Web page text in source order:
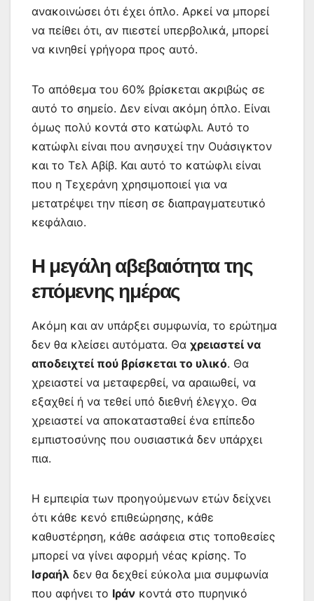
ανακοινώσει ότι έχει όπλο. Αρκεί να μπορεί
να πείθει ότι, αν πιεστεί υπερβολικά, μπορεί
να κινηθεί γρήγορα προς αυτό.
Το απόθεμα του 60% βρίσκεται ακριβώς σε
αυτό το σημείο. Δεν είναι ακόμη όπλο. Είναι
όμως πολύ κοντά στο κατώφλι. Αυτό το
κατώφλι είναι που ανησυχεί την Ουάσιγκτον
και το Τελ Αβίβ. Και αυτό το κατώφλι είναι
που η Τεχεράνη χρησιμοποιεί για να
μετατρέψει την πίεση σε διαπραγματευτικό
κεφάλαιο.
Η μεγάλη αβεβαιότητα της
επόμενης ημέρας
Ακόμη και αν υπάρξει συμφωνία, το ερώτημα
δεν θα κλείσει αυτόματα. Θα χρειαστεί να
αποδειχτεί πού βρίσκεται το υλικό. Θα
χρειαστεί να μεταφερθεί, να αραιωθεί, να
εξαχθεί ή να τεθεί υπό διεθνή έλεγχο. Θα
χρειαστεί να αποκατασταθεί ένα επίπεδο
εμπιστοσύνης που ουσιαστικά δεν υπάρχει
πια.
Η εμπειρία των προηγούμενων ετών δείχνει
ότι κάθε κενό επιθεώρησης, κάθε
καθυστέρηση, κάθε ασάφεια στις τοποθεσίες
μπορεί να γίνει αφορμή νέας κρίσης. Το
Ισραήλ δεν θα δεχθεί εύκολα μια συμφωνία
που αφήνει το Ιράν κοντά στο πυρηνικό